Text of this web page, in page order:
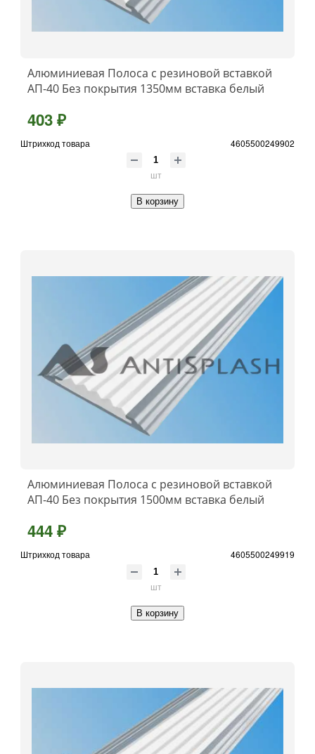
Алюминиевая Полоса с резиновой вставкой
АП-40 Без покрытия 1350мм вставка белый
403 ₽
Штрихкод товара 4605500249902
шт
В корзину
Алюминиевая Полоса с резиновой вставкой
АП-40 Без покрытия 1500мм вставка белый
444 ₽
Штрихкод товара 4605500249919
шт
В корзину